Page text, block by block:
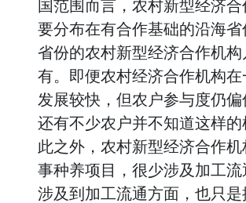
国范围而言，农村新型经济
要分布在有合作基础的沿海
省份的农村新型经济合作机
有。即便农村经济合作机构
发展较快，但农户参与度仍
还有不少农户并不知道这样
此之外，农村新型经济合作
事种养项目，很少涉及加工
涉及到加工流通方面，也只